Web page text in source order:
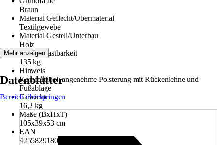
Braun
Material Geflecht/Obermaterial
Textilgewebe
Material Gestell/Unterbau
Holz
Max. Belastbarkeit
135 kg
Hinweis
Komfortabel: angenehme Polsterung mit Rückenlehne und
Fußablage
Gewicht
16,2 kg
Maße (BxHxT)
105x39x53 cm
EAN
4255829180983
Mehr anzeigen
Datenblätter
Bereich überspringen